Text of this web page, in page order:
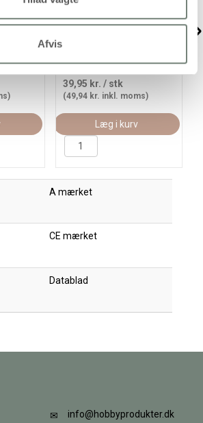
Afvis
Hobbymaling Metallic,
39,95 kr. / stk
(49,94 kr. inkl. moms)
Læg i kurv
A mærket
CE mærket
Datablad
info@hobbyprodukter.dk